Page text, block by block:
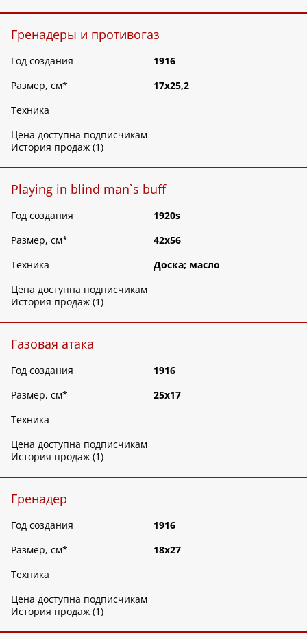
Гренадеры и противогаз
Год создания
1916
Размер, см*
17х25,2
Техника
Цена доступна подписчикам
История продаж (1)
Playing in blind man`s buff
Год создания
1920s
Размер, см*
42х56
Техника
Доска; масло
Цена доступна подписчикам
История продаж (1)
Газовая атака
Год создания
1916
Размер, см*
25х17
Техника
Цена доступна подписчикам
История продаж (1)
Гренадер
Год создания
1916
Размер, см*
18х27
Техника
Цена доступна подписчикам
История продаж (1)